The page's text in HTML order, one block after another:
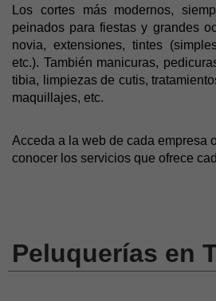
Los cortes más modernos,
peinados para fiestas y grandes
novia, extensiones, tintes
etc.). También manicuras,
tibia, limpiezas de cutis,
maquillajes, etc.
Acceda a la web de cada empresa
conocer los servicios que ofrece
Peluquerías en